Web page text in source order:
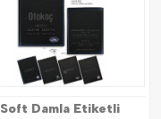
Soft Damla Etiketli